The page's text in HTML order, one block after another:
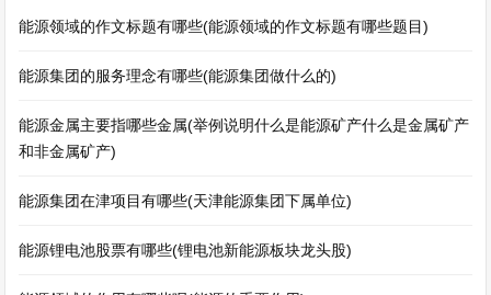
能源领域的作文标题有哪些(能源领域的作文标题有哪些题目)
能源集团的服务理念有哪些(能源集团做什么的)
能源金属主要指哪些金属(举例说明什么是能源矿产什么是金属矿产
和非金属矿产)
能源集团在津项目有哪些(天津能源集团下属单位)
能源锂电池股票有哪些(锂电池新能源板块龙头股)